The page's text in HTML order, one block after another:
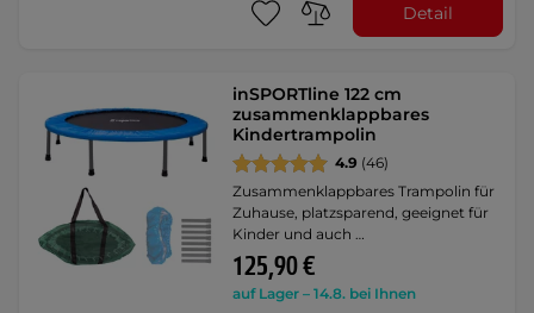
Detail
inSPORTline 122 cm
zusammenklappbares
Kindertrampolin
4.9 (46)
Zusammenklappbares Trampolin für
Zuhause, platzsparend, geeignet für
Kinder und auch …
125,90 €
auf Lager – 14.8. bei Ihnen